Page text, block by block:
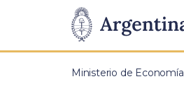
Presidencia
de
Pasar al contenido principal
Ministerio de Economía